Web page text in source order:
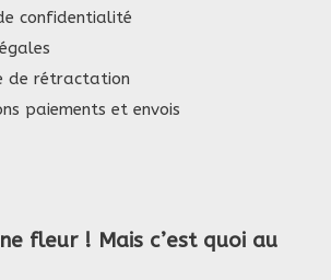
confidentialité
de rétractation
paiements et envois
fleur ! Mais c’est quoi au